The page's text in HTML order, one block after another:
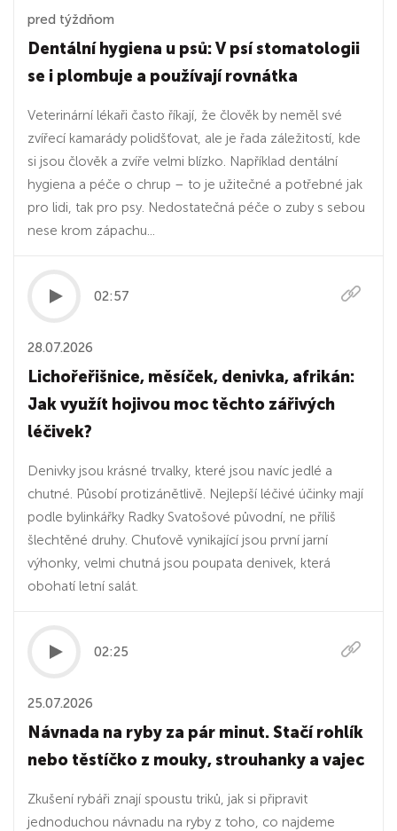
pred týždňom
Dentální hygiena u psů: V psí stomatologii
se i plombuje a používají rovnátka
Veterinární lékaři často říkají, že člověk by neměl své
zvířecí kamarády polidšťovat, ale je řada záležitostí, kde
si jsou člověk a zvíře velmi blízko. Například dentální
hygiena a péče o chrup – to je užitečné a potřebné jak
pro lidi, tak pro psy. Nedostatečná péče o zuby s sebou
nese krom zápachu...
02:57
28.07.2026
Lichořeřišnice, měsíček, denivka, afrikán:
Jak využít hojivou moc těchto zářivých
léčivek?
Denivky jsou krásné trvalky, které jsou navíc jedlé a
chutné. Působí protizánětlivě. Nejlepší léčivé účinky mají
podle bylinkářky Radky Svatošové původní, ne příliš
šlechtěné druhy. Chuťově vynikající jsou první jarní
výhonky, velmi chutná jsou poupata denivek, která
obohatí letní salát.
02:25
25.07.2026
Návnada na ryby za pár minut. Stačí rohlík
nebo těstíčko z mouky, strouhanky a vajec
Zkušení rybáři znají spoustu triků, jak si připravit
jednoduchou návnadu na ryby z toho, co najdeme